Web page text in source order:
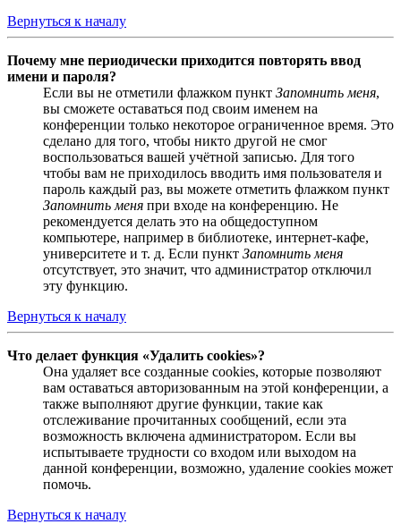
Вернуться к началу
Почему мне периодически приходится повторять ввод
имени и пароля?
Если вы не отметили флажком пункт Запомнить меня,
вы сможете оставаться под своим именем на
конференции только некоторое ограниченное время. Это
сделано для того, чтобы никто другой не смог
воспользоваться вашей учётной записью. Для того
чтобы вам не приходилось вводить имя пользователя и
пароль каждый раз, вы можете отметить флажком пункт
Запомнить меня при входе на конференцию. Не
рекомендуется делать это на общедоступном
компьютере, например в библиотеке, интернет-кафе,
университете и т. д. Если пункт Запомнить меня
отсутствует, это значит, что администратор отключил
эту функцию.
Вернуться к началу
Что делает функция «Удалить cookies»?
Она удаляет все созданные cookies, которые позволяют
вам оставаться авторизованным на этой конференции, а
также выполняют другие функции, такие как
отслеживание прочитанных сообщений, если эта
возможность включена администратором. Если вы
испытываете трудности со входом или выходом на
данной конференции, возможно, удаление cookies может
помочь.
Вернуться к началу